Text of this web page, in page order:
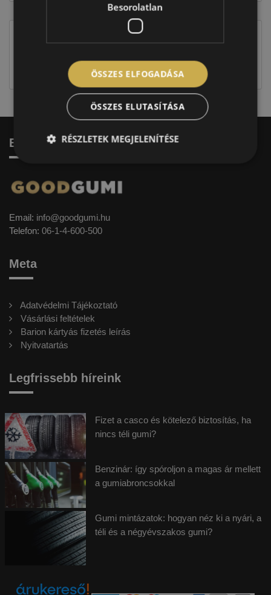
Figyelem a feltüntetett címke adatok tájékoztató
címkével ellátott abroncs kerül kiszállításra.
Elérhetőség
Email: info@goodgumi.hu
Telefon: 06-1-4-600-500
Meta
Adatvédelmi Tájékoztató
Vásárlási feltételek
Barion kártyás fizetés leírás
Nyitvatartás
Legfrissebb híreink
Fizet a casco és kötelező biztosítás, ha
nincs téli gumi?
Benzinár: így spóroljon a magas ár mellett
a gumiabroncsokkal
Gumi mintázatok: hogyan néz ki a nyári, a
téli és a négyévszakos gumi?
Besorolatlan
ÖSSZES ELFOGADÁSA
ÖSSZES ELUTASÍTÁSA
RÉSZLETEK MEGJELENÍTÉSE